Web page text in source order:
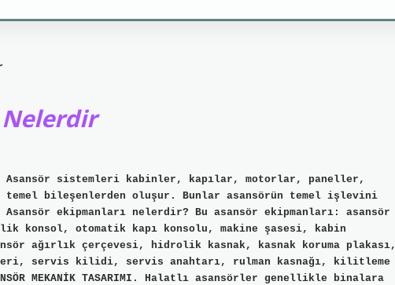
Nelerdir
Asansör sistemleri kabinler, kapılar, motorlar, paneller,
bileşenlerden oluşur. Bunlar asansörün temel işlevini
ekipmanları nelerdir? Bu asansör ekipmanları: asansör
konsol, otomatik kapı konsolu, makine şasesi, kabin
ağırlık çerçevesi, hidrolik kasnak, kasnak koruma plakası,
servis kilidi, servis anahtarı, rulman kasnağı, kilitleme
MEKANİK TASARIMI. Halatlı asansörler genellikle binalara